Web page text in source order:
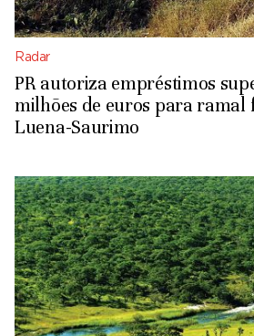
Radar
PR autoriza empréstimos
milhões de euros para
Luena-Saurimo